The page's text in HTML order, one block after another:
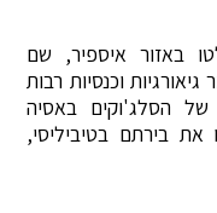
באזור איספיר, שם
וכנסיות רבות
הסלג'וקים באסיה
את בירתם בטיביליסי,